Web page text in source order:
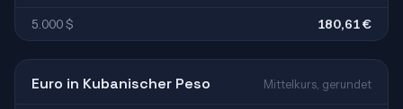
5.000 $ 180,61 €
Euro in Kubanischer Peso Mittelkurs, gerundet